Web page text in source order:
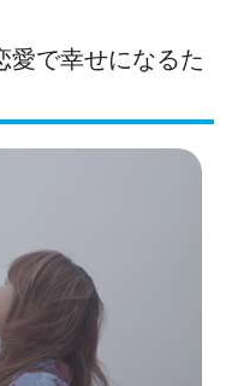
愛で幸せになるた